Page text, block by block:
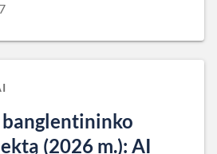
(2026 m.): AI